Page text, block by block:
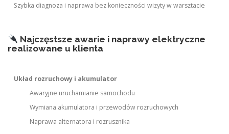
Szybka diagnoza i naprawa bez konieczności wizyty w warsztacie
Najczęstsze awarie i naprawy elektryczne
realizowane u klienta
Układ rozruchowy i akumulator
Awaryjne uruchamianie samochodu
Wymiana akumulatora i przewodów rozruchowych
Naprawa alternatora i rozrusznika